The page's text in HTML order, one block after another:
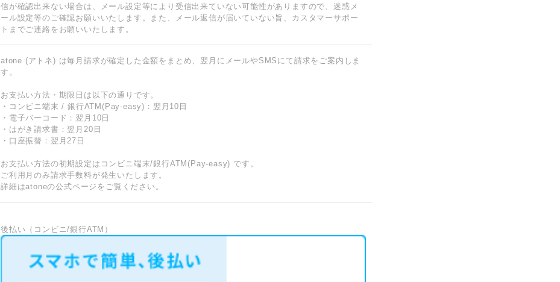
信が確認出来ない場合は、メール設定等により受信出来ていない可能性がありますので、迷惑メ
ール設定等のご確認お願いいたします。また、メール返信が届いていない旨、カスタマーサポー
トまでご連絡をお願いいたします。
atone (アトネ) は毎月請求が確定した金額をまとめ、翌月にメールやSMSにて請求をご案内しま
す。
お支払い方法・期限日は以下の通りです。
・コンビニ端末 / 銀行ATM(Pay-easy)：翌月10日
・電子バーコード：翌月10日
・はがき請求書：翌月20日
・口座振替：翌月27日
お支払い方法の初期設定はコンビニ端末/銀行ATM(Pay-easy) です。
ご利用月のみ請求手数料が発生いたします。
詳細はatoneの公式ページ をご覧ください。
後払い（コンビニ/銀行ATM）